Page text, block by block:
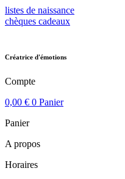
Aller
au
listes de naissance
chèques cadeaux
Créatrice d'émotions
Compte
0,00 € 0 Panier
Panier
A propos
Horaires